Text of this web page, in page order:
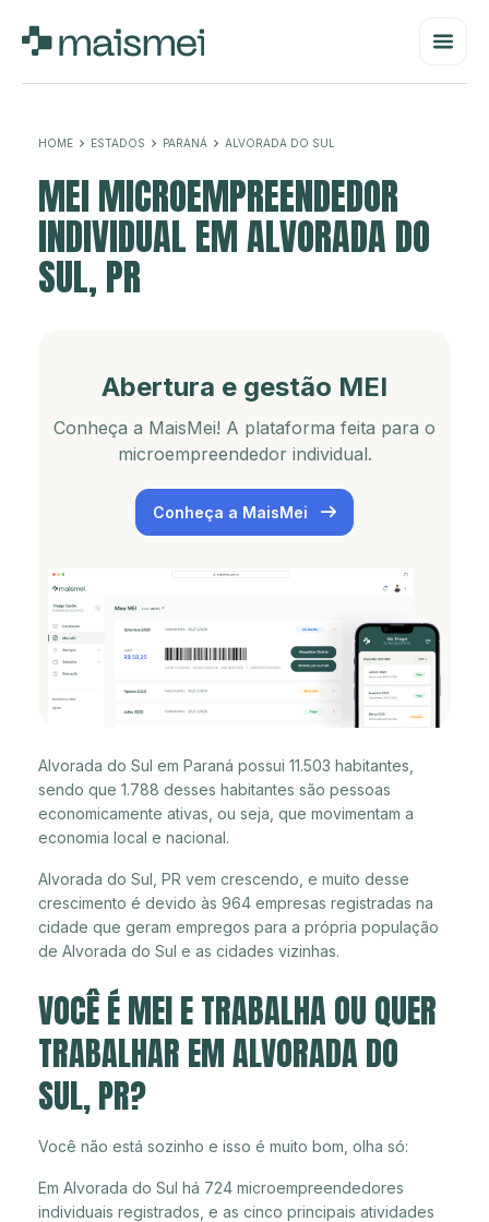
HOME ESTADOS PARANÁ ALVORADA DO SUL
MEI MICROEMPREENDEDOR
INDIVIDUAL EM ALVORADA DO
SUL, PR
Abertura e gestão MEI
Conheça a MaisMei! A plataforma feita para o
microempreendedor individual.
Conheça a MaisMei
Alvorada do Sul em Paraná possui 11.503 habitantes,
sendo que 1.788 desses habitantes são pessoas
economicamente ativas, ou seja, que movimentam a
economia local e nacional.
Alvorada do Sul, PR vem crescendo, e muito desse
crescimento é devido às 964 empresas registradas na
cidade que geram empregos para a própria população
de Alvorada do Sul e as cidades vizinhas.
VOCÊ É MEI E TRABALHA OU QUER
TRABALHAR EM ALVORADA DO
SUL, PR?
Você não está sozinho e isso é muito bom, olha só:
Em Alvorada do Sul há 724 microempreendedores
individuais registrados, e as cinco principais atividades